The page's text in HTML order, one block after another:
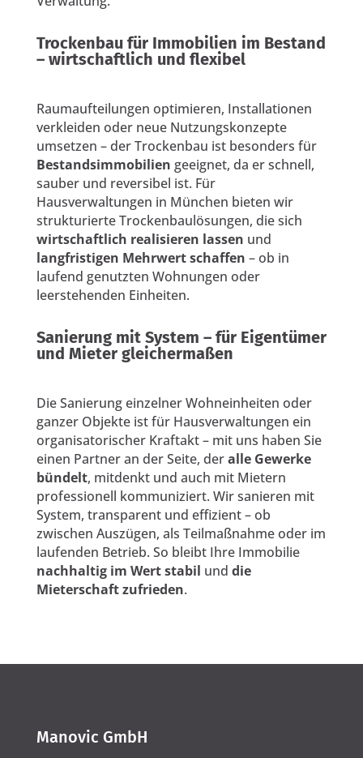
Trockenbau für Immobilien im Bestand
– wirtschaftlich und flexibel
Raumaufteilungen optimieren, Installationen
verkleiden oder neue Nutzungskonzepte
umsetzen – der Trockenbau ist besonders für
Bestandsimmobilien geeignet, da er schnell,
sauber und reversibel ist. Für
Hausverwaltungen in München bieten wir
strukturierte Trockenbaulösungen, die sich
wirtschaftlich realisieren lassen und
langfristigen Mehrwert schaffen – ob in
laufend genutzten Wohnungen oder
leerstehenden Einheiten.
Sanierung mit System – für Eigentümer
und Mieter gleichermaßen
Die Sanierung einzelner Wohneinheiten oder
ganzer Objekte ist für Hausverwaltungen ein
organisatorischer Kraftakt – mit uns haben Sie
einen Partner an der Seite, deralle Gewerke
bündelt, mitdenkt und auch mit Mietern
professionell kommuniziert. Wir sanieren mit
System, transparent und effizient – ob
zwischen Auszügen, als Teilmaßnahme oder im
laufenden Betrieb. So bleibt Ihre Immobilie
nachhaltig im Wert stabil und die
Mieterschaft zufrieden.
Manovic GmbH